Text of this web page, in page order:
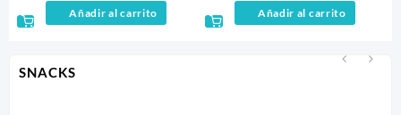
SNACKS
Añadir al carrito Añadir al carrito